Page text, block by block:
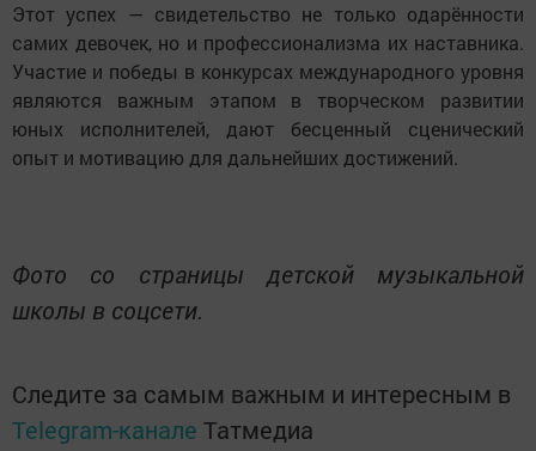
Этот успех — свидетельство не только одарённости
самих девочек, но и профессионализма их наставника.
Участие и победы в конкурсах международного уровня
являются важным этапом в творческом развитии
юных исполнителей, дают бесценный сценический
опыт и мотивацию для дальнейших достижений.
Фото со страницы детской музыкальной
школы в соцсети.
Следите за самым важным и интересным в
Telegram-канале Татмедиа